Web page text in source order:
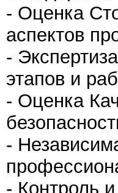
- Оценка
аспектов
-
этапов и
- Оценка
-
- Контроль